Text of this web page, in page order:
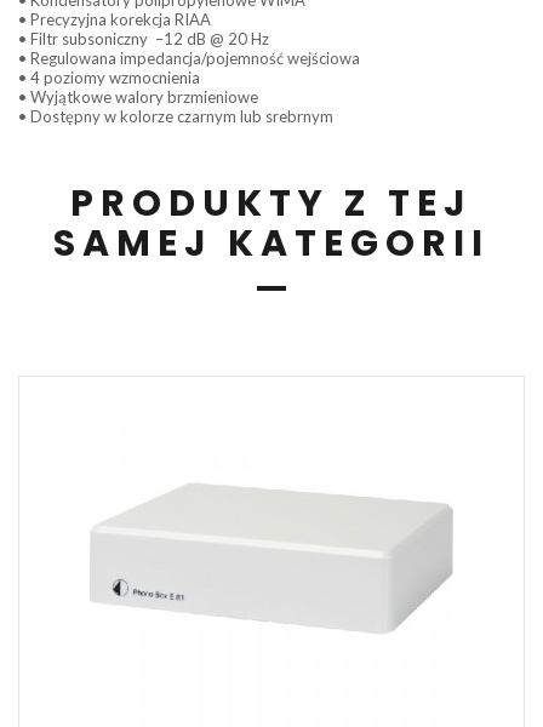
• Precyzyjna korekcja RIAA
• Filtr subsoniczny –12 dB @ 20 Hz
• Regulowana impedancja/pojemność wejściowa
• 4 poziomy wzmocnienia
• Wyjątkowe walory brzmieniowe
• Dostępny w kolorze czarnym lub srebrnym
PRODUKTY Z TEJ
SAMEJ KATEGORII